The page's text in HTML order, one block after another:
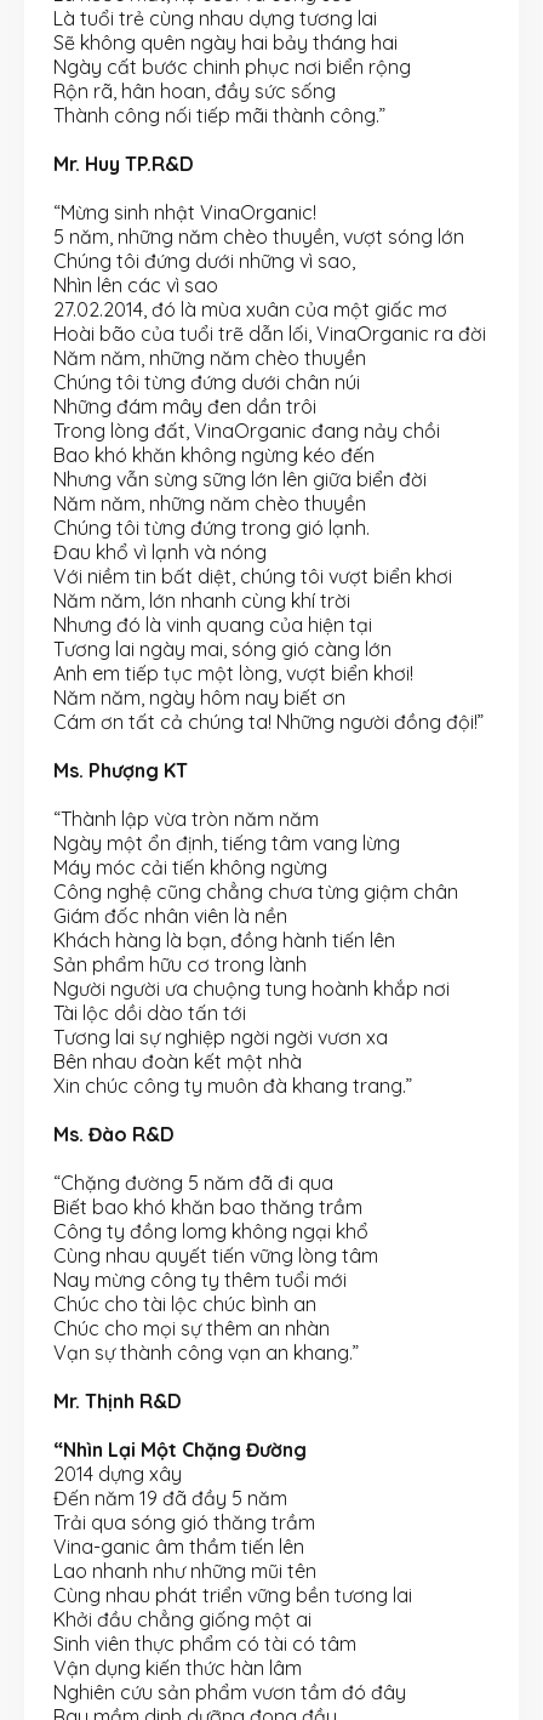
Là tuổi trẻ cùng nhau dựng tương lai
Sẽ không quên ngày hai bảy tháng hai
Ngày cất bước chinh phục nơi biển rộng
Rộn rã, hân hoan, đầy sức sống
Thành công nối tiếp mãi thành công.”
Mr. Huy TP.R&D
“Mừng sinh nhật VinaOrganic!
5 năm, những năm chèo thuyền, vượt sóng lớn
Chúng tôi đứng dưới những vì sao,
Nhìn lên các vì sao
27.02.2014, đó là mùa xuân của một giấc mơ
Hoài bão của tuổi trẽ dẫn lối, VinaOrganic ra đời
Năm năm, những năm chèo thuyền
Chúng tôi từng đứng dưới chân núi
Những đám mây đen dần trôi
Trong lòng đất, VinaOrganic đang nảy chồi
Bao khó khăn không ngừng kéo đến
Nhưng vẫn sừng sững lớn lên giữa biển đời
Năm năm, những năm chèo thuyền
Chúng tôi từng đứng trong gió lạnh.
Đau khổ vì lạnh và nóng
Với niềm tin bất diệt, chúng tôi vượt biển khơi
Năm năm, lớn nhanh cùng khí trời
Nhưng đó là vinh quang của hiện tại
Tương lai ngày mai, sóng gió càng lớn
Anh em tiếp tục một lòng, vượt biển khơi!
Năm năm, ngày hôm nay biết ơn
Cám ơn tất cả chúng ta! Những người đồng đội!”
Ms. Phượng KT
“Thành lập vừa tròn năm năm
Ngày một ổn định, tiếng tâm vang lừng
Máy móc cải tiến không ngừng
Công nghệ cũng chẳng chưa từng giậm chân
Giám đốc nhân viên là nền
Khách hàng là bạn, đồng hành tiến lên
Sản phẩm hữu cơ trong lành
Người người ưa chuộng tung hoành khắp nơi
Tài lộc dồi dào tấn tới
Tương lai sự nghiệp ngời ngời vươn xa
Bên nhau đoàn kết một nhà
Xin chúc công ty muôn đà khang trang.”
Ms. Đào R&D
“Chặng đường 5 năm đã đi qua
Biết bao khó khăn bao thăng trầm
Công ty đồng lomg không ngại khổ
Cùng nhau quyết tiến vững lòng tâm
Nay mừng công ty thêm tuổi mới
Chúc cho tài lộc chúc bình an
Chúc cho mọi sự thêm an nhàn
Vạn sự thành công vạn an khang.”
Mr. Thịnh R&D
“Nhìn Lại Một Chặng Đường
2014 dựng xây
Đến năm 19 đã đầy 5 năm
Trải qua sóng gió thăng trầm
Vina-ganic âm thầm tiến lên
Lao nhanh như những mũi tên
Cùng nhau phát triển vững bền tương lai
Khởi đầu chẳng giống một ai
Sinh viên thực phẩm có tài có tâm
Vận dụng kiến thức hàn lâm
Nghiên cứu sản phẩm vươn tầm đó đây